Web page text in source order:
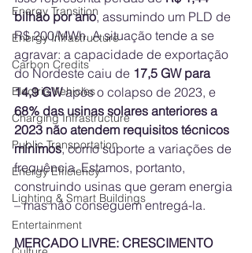
Energy Transition
Energy Infrastructure
Carbon Credits
Electric Vehicles
Charging Infrastructure
Public Transportation
Energy Efficiency
Lighting & Smart Buildings
Entertainment
bilhão por ano, assumindo um PLD de
R$ 200/MWh. A situação tende a se
agravar: a capacidade de exportação
do Nordeste caiu de 17,5 GW para
14,9 GW após o colapso de 2023, e
68% das usinas solares anteriores a
2023 não atendem requisitos técnicos
mínimos, como suporte a variações de
frequência. Estamos, portanto,
construindo usinas que geram energia
– mas não conseguem entregá-la.
MERCADO LIVRE: CRESCIMENTO